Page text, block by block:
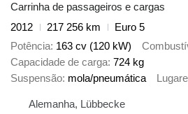
Carrinha de passageiros e cargas
2012
217 256 km
Euro 5
Potência 163 cv (120 kW)
Capacidade de carga 724 kg
Suspensão mola/pneumática
Alemanha, Lübbecke